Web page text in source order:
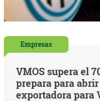
Empresas
VMOS supera el
prepara para
exportadora para